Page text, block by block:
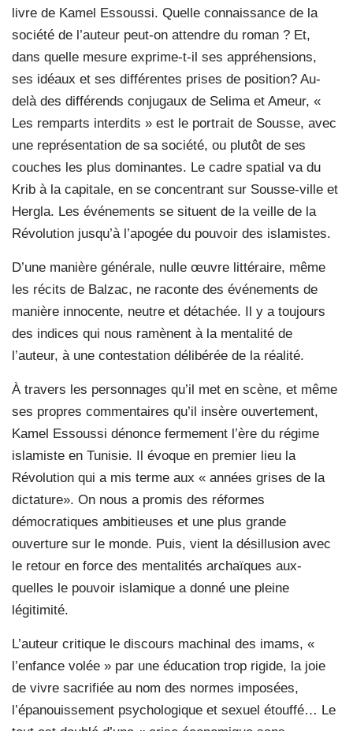
livre de Kamel Essoussi. Quelle connaissance de la
société de l’auteur peut-on attendre du roman ? Et,
dans quelle mesure exprime-t-il ses appréhensions,
ses idéaux et ses différentes prises de position? Au-
delà des différends conjugaux de Selima et Ameur, «
Les remparts interdits » est le portrait de Sousse, avec
une représentation de sa société, ou plutôt de ses
couches les plus dominantes. Le cadre spatial va du
Krib à la capitale, en se concentrant sur Sousse-ville et
Hergla. Les événements se situent de la veille de la
Révolution jusqu’à l’apogée du pouvoir des islamistes.
D’une manière générale, nulle œuvre littéraire, même
les récits de Balzac, ne raconte des événements de
manière innocente, neutre et détachée. Il y a toujours
des indices qui nous ramènent à la mentalité de
l’auteur, à une contestation délibérée de la réalité.
À travers les personnages qu’il met en scène, et même
ses propres commentaires qu’il insère ouvertement,
Kamel Essoussi dénonce fermement l’ère du régime
islamiste en Tunisie. Il évoque en premier lieu la
Révolution qui a mis terme aux « années grises de la
dictature». On nous a promis des réformes
démocratiques ambitieuses et une plus grande
ouverture sur le monde. Puis, vient la désillusion avec
le retour en force des mentalités archaïques aux-
quelles le pouvoir islamique a donné une pleine
légitimité.
L’auteur critique le discours machinal des imams, «
l’enfance volée » par une éducation trop rigide, la joie
de vivre sacrifiée au nom des normes imposées,
l’épanouissement psychologique et sexuel étouffé… Le